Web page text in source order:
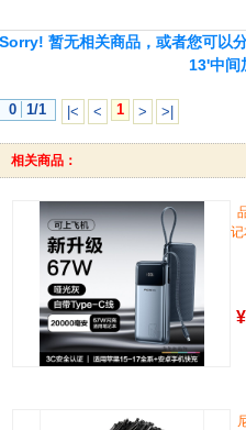
Sorry! 暂无相关商品，或者您可以
13'中间
0 1/1 |< < 1 > >|
相关商品：
¥